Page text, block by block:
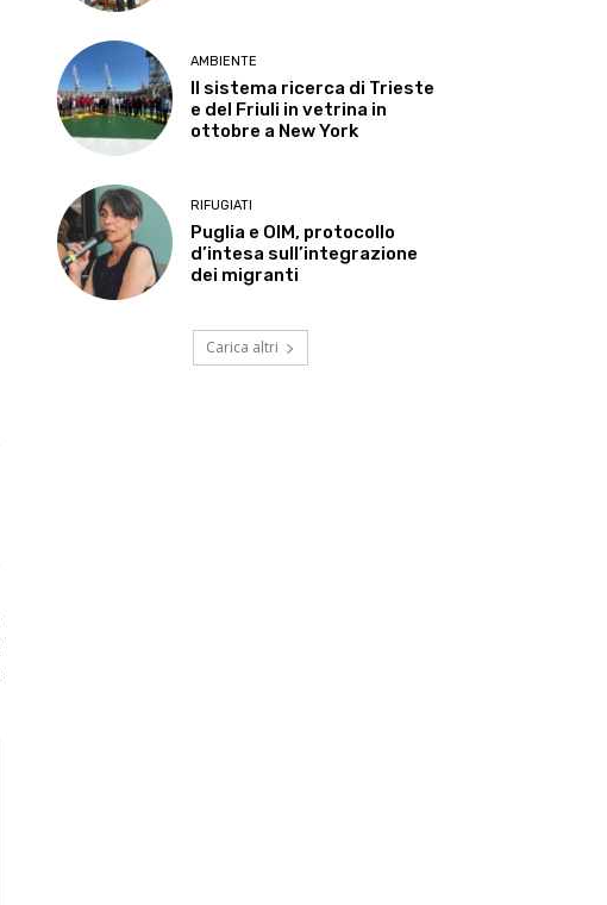
AMBIENTE
Il sistema ricerca di Trieste
e del Friuli in vetrina in
ottobre a New York
RIFUGIATI
Puglia e OIM, protocollo
d’intesa sull’integrazione
dei migranti
Carica altri